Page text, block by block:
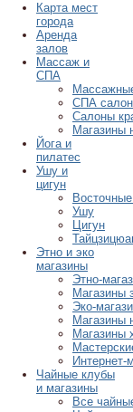
Карта мест
города
Аренда
залов
Массаж и
СПА
СПА
Салоны
Магазины
Йога и
пилатес
Ушу и
цигун
Ушу
Цигун
Этно и эко
магазины
Этно-
Магазины
Эко-
Магазины
Магазины
Интернет-
Чайные клубы
и магазины
Все